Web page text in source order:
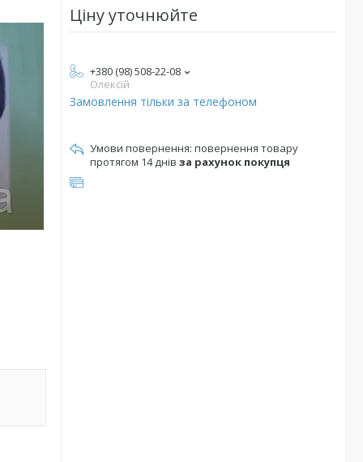
Ціну уточнюйте
+380 (98) 508-22-08
Олексій
Замовлення тільки за телефоном
повернення товару
протягом 14 днів за рахунок покупця